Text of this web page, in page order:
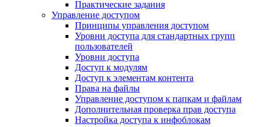
Практические задания
Управление доступом
Принципы управления доступом
Уровни доступа для стандартных групп
пользователей
Уровни доступа
Доступ к модулям
Доступ к элементам контента
Права на файлы
Управление доступом к папкам и файлам
Дополнительная проверка прав доступа
Настройка доступа к инфоблокам